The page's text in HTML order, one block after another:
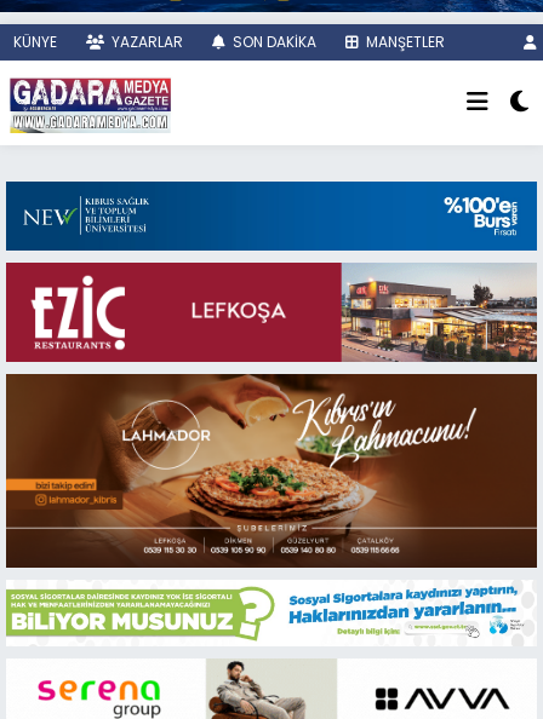
KÜNYE YAZARLAR SON DAKİKA MANŞETLER